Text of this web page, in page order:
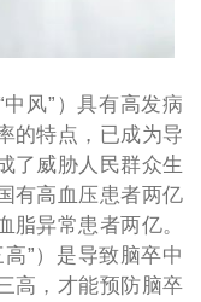
中风”）具有高发病
的特点，已成为导
了威胁人民群众生
有高血压患者两亿
脂异常患者两亿。
”）是导致脑卒中
高，才能预防脑卒